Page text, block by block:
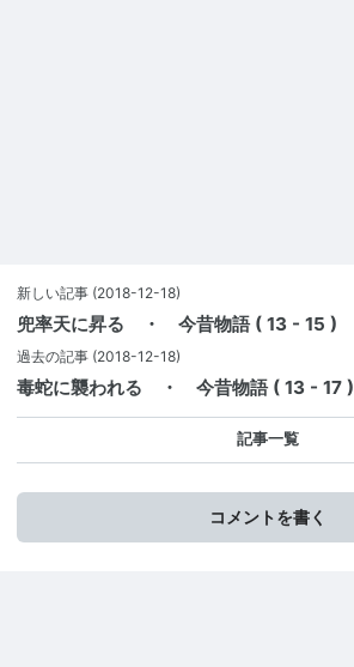
新しい記事 (2018-12-18)
兜率天に昇る ・ 今昔物語 ( 13 - 15 )
過去の記事 (2018-12-18)
毒蛇に襲われる ・ 今昔物語 ( 13 - 17 )
記事一覧
コメントを書く